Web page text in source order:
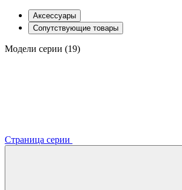
Аксессуары
Сопутствующие товары
Модели серии (19)
Страница серии